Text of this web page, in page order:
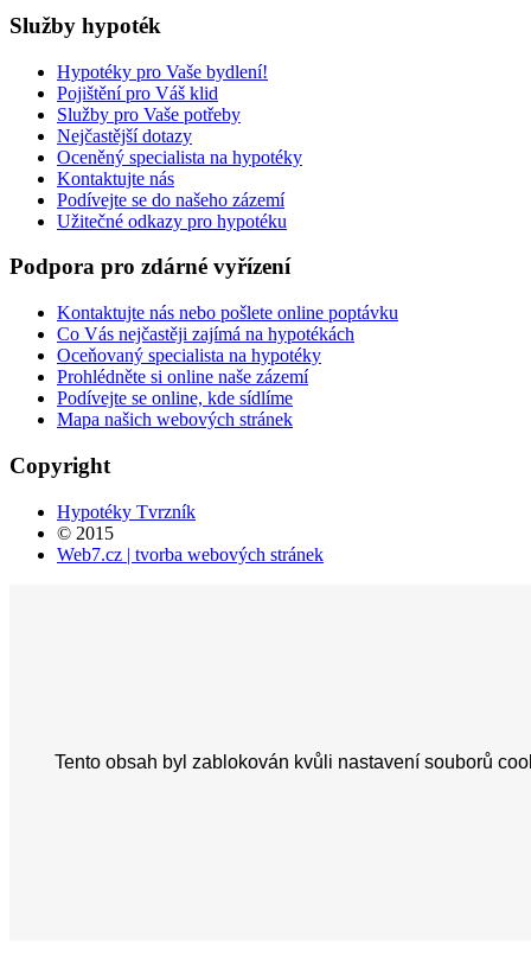
Služby hypoték
Hypotéky pro Vaše bydlení!
Pojištění pro Váš klid
Služby pro Vaše potřeby
Nejčastější dotazy
Oceněný specialista na hypotéky
Kontaktujte nás
Podívejte se do našeho zázemí
Užitečné odkazy pro hypotéku
Podpora pro zdárné vyřízení
Kontaktujte nás nebo pošlete online poptávku
Co Vás nejčastěji zajímá na hypotékách
Oceňovaný specialista na hypotéky
Prohlédněte si online naše zázemí
Podívejte se online, kde sídlíme
Mapa našich webových stránek
Copyright
Hypotéky Tvrzník
© 2015
Web7.cz | tvorba webových stránek